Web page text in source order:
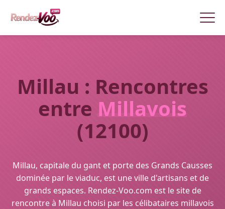
Millau : Rencontres
entre Millavois
(12100)
Millau, capitale du gant et porte des Grands Causses
dominée par le viaduc, est une ville d'artisans et de
grands espaces. Rendez-Voo.com est le site de
rencontre à Millau choisi par les célibataires millavois